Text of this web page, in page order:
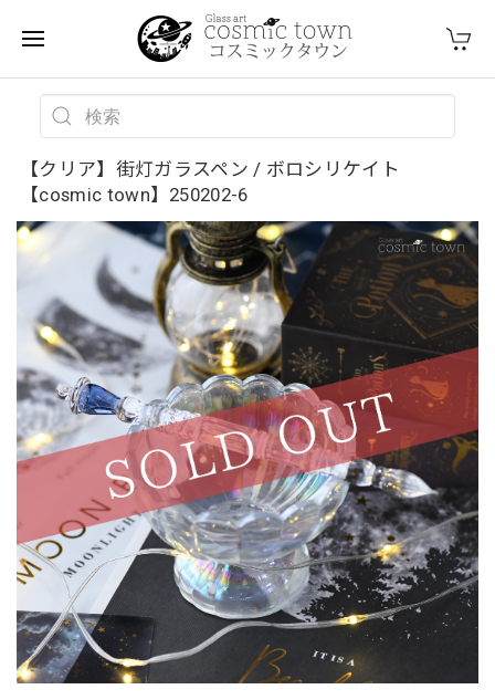
【クリア】街灯ガラスペン / ボロシリケイト
【cosmic town】250202-6